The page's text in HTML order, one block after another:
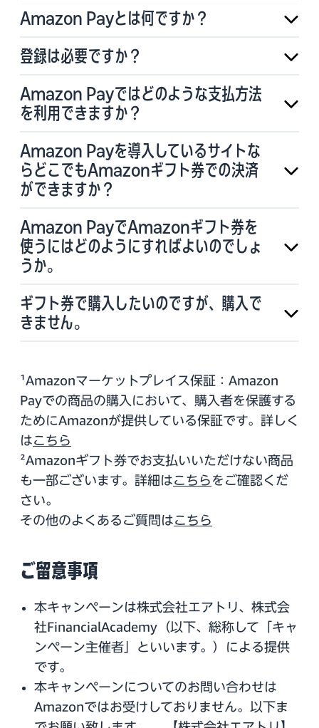
Amazon Payとは何ですか？
登録は必要ですか？
Amazon Payではどのような支払方法
を利用できますか？
Amazon Payを導入しているサイトな
らどこでもAmazonギフト券での決済
ができますか？
Amazon PayでAmazonギフト券を
使うにはどのようにすればよいのでしょ
うか。
ギフト券で購入したいのですが、購入で
きません。
¹Amazonマーケットプレイス保証：Amazon
Payでの商品の購入において、購入者を保護する
ためにAmazonが提供している保証です。詳しく
はこちら
²Amazonギフト券でお支払いいただけない商品
も一部ございます。詳細はこちら をご確認くだ
さい。
その他のよくあるご質問はこちら
ご留意事項
本キャンペーンは株式会社エアトリ、株式会
社FinancialAcademy（以下、総称して「キャ
ンペーン主催者」といいます。）による提供
です。
本キャンペーンについてのお問い合わせは
Amazonではお受けしておりません。以下ま